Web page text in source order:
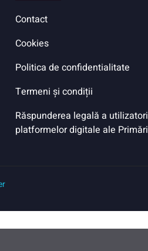
Contact
Cookies
Politica de confidentialitate
Termeni și condiții
Răspunderea legală a
platformelor digitale ale